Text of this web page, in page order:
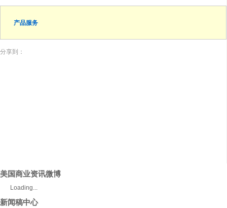
产品服务
分享到：
美国商业资讯微博
Loading...
新闻稿中心